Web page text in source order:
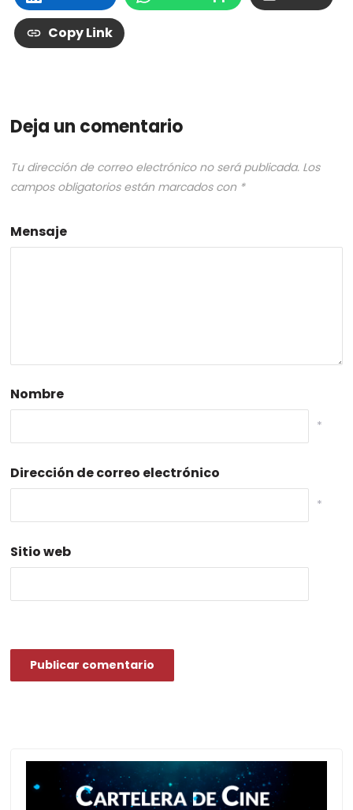
Copy Link
Deja un comentario
Tu dirección de correo electrónico no será publicada. Los
campos obligatorios están marcados con *
Mensaje
Nombre
*
Dirección de correo electrónico
*
Sitio web